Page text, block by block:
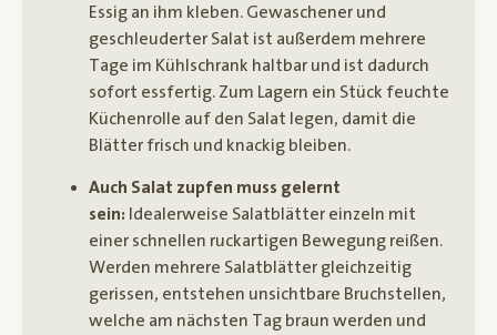
Essig an ihm kleben. Gewaschener und
geschleuderter Salat ist außerdem mehrere
Tage im Kühlschrank haltbar und ist dadurch
sofort essfertig. Zum Lagern ein Stück feuchte
Küchenrolle auf den Salat legen, damit die
Blätter frisch und knackig bleiben.
Auch Salat zupfen muss gelernt
sein: Idealerweise Salatblätter einzeln mit
einer schnellen ruckartigen Bewegung reißen.
Werden mehrere Salatblätter gleichzeitig
gerissen, entstehen unsichtbare Bruchstellen,
welche am nächsten Tag braun werden und